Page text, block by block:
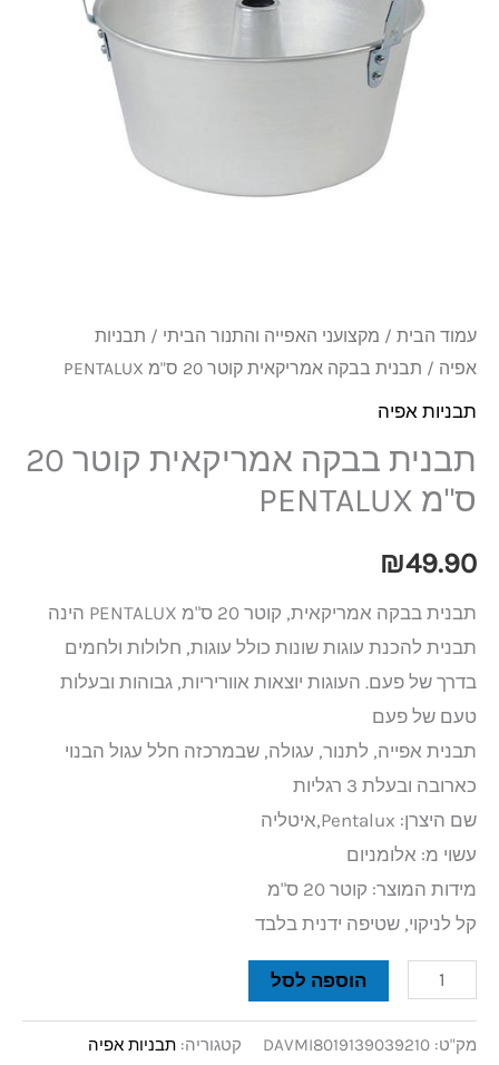
עמוד הבית / מקצועני האפייה והתנור הביתי / תבניות
אפיה / תבנית בבקה אמריקאית קוטר 20 ס"מ PENTALUX
תבניות אפיה
תבנית בבקה אמריקאית קוטר 20
ס"מ PENTALUX
₪49.90
תבנית בבקה אמריקאית, קוטר 20 ס"מ PENTALUX הינה
תבנית להכנת עוגות שונות כולל עוגות, חלולות ולחמים
בדרך של פעם. העוגות יוצאות אווריריות, גבוהות ובעלות
טעם של פעם
תבנית אפייה, לתנור, עגולה, שבמרכזה חלל עגול הבנוי
כארובה ובעלת 3 רגליות
שם היצרן: Pentalux,איטליה
​עשוי מ: אלומניום
מידות המוצר: קוטר 20 ס"מ
קל לניקוי, שטיפה ידנית בלבד
PENTALUX
הוספה לסל
מק"ט: DAVMI8019139039210 קטגוריה: תבניות אפיה